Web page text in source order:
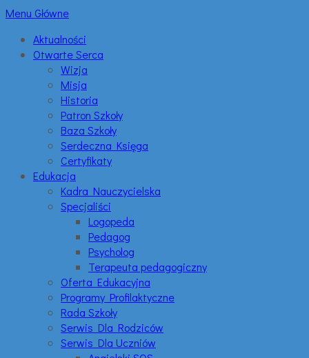
Menu Główne
Aktualności
Otwarte Serca
Wizja
Misja
Historia
Patron Szkoły
Baza Szkoły
Serdeczna Księga
Certyfikaty
Edukacja
Kadra Nauczycielska
Specjaliści
Logopeda
Pedagog
Psycholog
Terapeuta pedagogiczny
Oferta Edukacyjna
Programy Profilaktyczne
Rada Szkoły
Serwis Dla Rodziców
Serwis Dla Uczniów